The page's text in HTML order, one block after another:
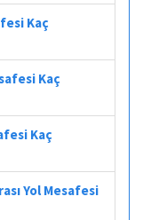
Kaç
Kaç
Kaç
Yol Mesafesi